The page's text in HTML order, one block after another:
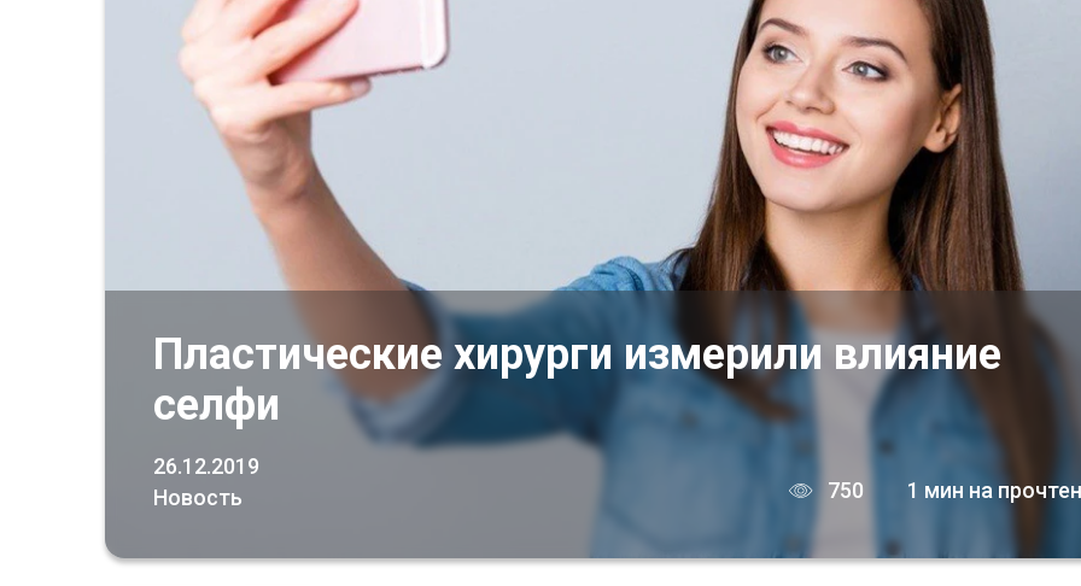
Пластические хирурги измерили влияние
селфи
26.12.2019
Новость
750 1 мин на